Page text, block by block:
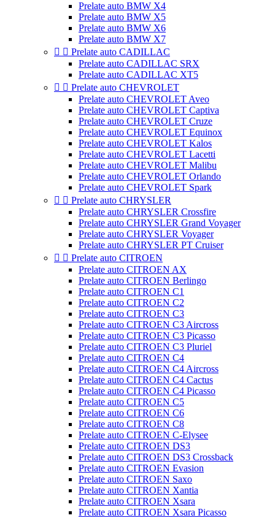
Prelate auto BMW X4
Prelate auto BMW X5
Prelate auto BMW X6
Prelate auto BMW X7
  Prelate auto CADILLAC
Prelate auto CADILLAC SRX
Prelate auto CADILLAC XT5
  Prelate auto CHEVROLET
Prelate auto CHEVROLET Aveo
Prelate auto CHEVROLET Captiva
Prelate auto CHEVROLET Cruze
Prelate auto CHEVROLET Equinox
Prelate auto CHEVROLET Kalos
Prelate auto CHEVROLET Lacetti
Prelate auto CHEVROLET Malibu
Prelate auto CHEVROLET Orlando
Prelate auto CHEVROLET Spark
  Prelate auto CHRYSLER
Prelate auto CHRYSLER Crossfire
Prelate auto CHRYSLER Grand Voyager
Prelate auto CHRYSLER Voyager
Prelate auto CHRYSLER PT Cruiser
  Prelate auto CITROEN
Prelate auto CITROEN AX
Prelate auto CITROEN Berlingo
Prelate auto CITROEN C1
Prelate auto CITROEN C2
Prelate auto CITROEN C3
Prelate auto CITROEN C3 Aircross
Prelate auto CITROEN C3 Picasso
Prelate auto CITROEN C3 Pluriel
Prelate auto CITROEN C4
Prelate auto CITROEN C4 Aircross
Prelate auto CITROEN C4 Cactus
Prelate auto CITROEN C4 Picasso
Prelate auto CITROEN C5
Prelate auto CITROEN C6
Prelate auto CITROEN C8
Prelate auto CITROEN C-Elysee
Prelate auto CITROEN DS3
Prelate auto CITROEN DS3 Crossback
Prelate auto CITROEN Evasion
Prelate auto CITROEN Saxo
Prelate auto CITROEN Xantia
Prelate auto CITROEN Xsara
Prelate auto CITROEN Xsara Picasso